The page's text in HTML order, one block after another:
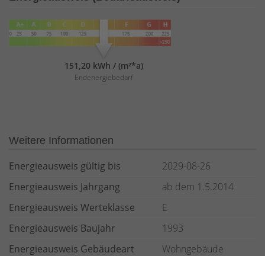
151,20 kWh / (m²*a)
Endenergiebedarf
Weitere Informationen
Energieausweis gültig bis
2029-08-26
Energieausweis Jahrgang
ab dem 1.5.2014
Energieausweis Werteklasse
E
Energieausweis Baujahr
1993
Energieausweis Gebäudeart
Wohngebäude